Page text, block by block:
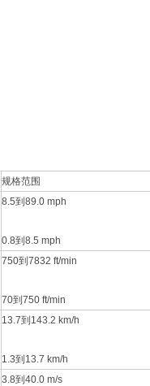
规格范围
8.5到89.0 mph
0.8到8.5 mph
750到7832 ft/min
70到750 ft/min
13.7到143.2 km/h
1.3到13.7 km/h
3.8到40.0 m/s